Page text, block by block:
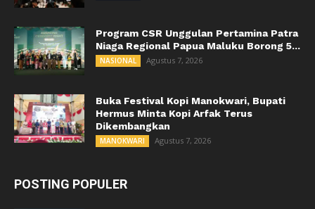
Program CSR Unggulan Pertamina Patra
Niaga Regional Papua Maluku Borong 5...
NASIONAL Agustus 7, 2026
Buka Festival Kopi Manokwari, Bupati
Hermus Minta Kopi Arfak Terus
Dikembangkan
MANOKWARI Agustus 7, 2026
POSTING POPULER